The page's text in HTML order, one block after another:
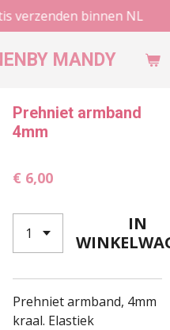
BY MANDY
verzenden binnen NL
Prehniet armband
4mm
€ 6,00
IN
Prehniet armband, 4mm
kraal. Elastiek